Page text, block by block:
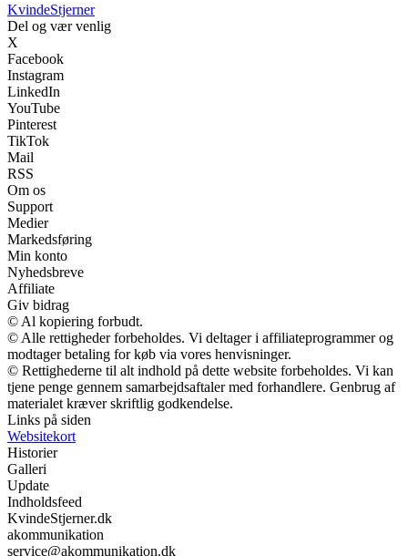
KvindeStjerner
Del og vær venlig
X
Facebook
Instagram
LinkedIn
YouTube
Pinterest
TikTok
Mail
RSS
Om os
Support
Medier
Markedsføring
Min konto
Nyhedsbreve
Affiliate
Giv bidrag
© Al kopiering forbudt.
© Alle rettigheder forbeholdes. Vi deltager i affiliateprogrammer og
modtager betaling for køb via vores henvisninger.
© Rettighederne til alt indhold på dette website forbeholdes. Vi kan
tjene penge gennem samarbejdsaftaler med forhandlere. Genbrug af
materialet kræver skriftlig godkendelse.
Links på siden
Websitekort
Historier
Galleri
Update
Indholdsfeed
KvindeStjerner.dk
akommunikation
service@akommunikation.dk